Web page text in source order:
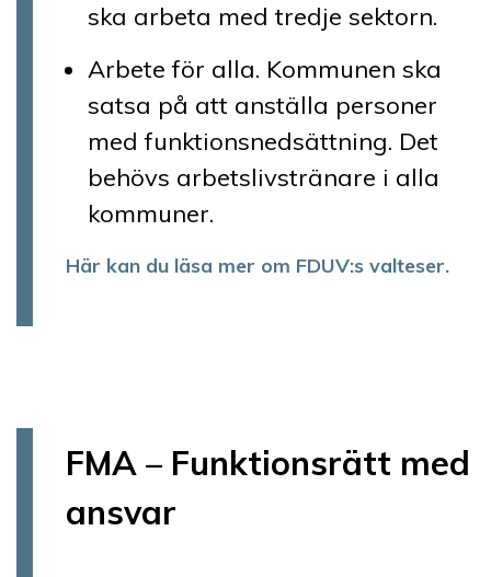
ska arbeta med tredje sektorn.
Arbete för alla. Kommunen ska
satsa på att anställa personer
med funktionsnedsättning. Det
behövs arbetslivstränare i alla
kommuner.
Här kan du läsa mer om FDUV:s valteser.
FMA – Funktionsrätt med
ansvar